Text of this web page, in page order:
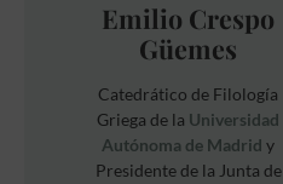
Emilio Crespo
Güemes
Catedrático de Filología
Griega de la Universidad
Autónoma de Madrid y
Presidente de la Junta de